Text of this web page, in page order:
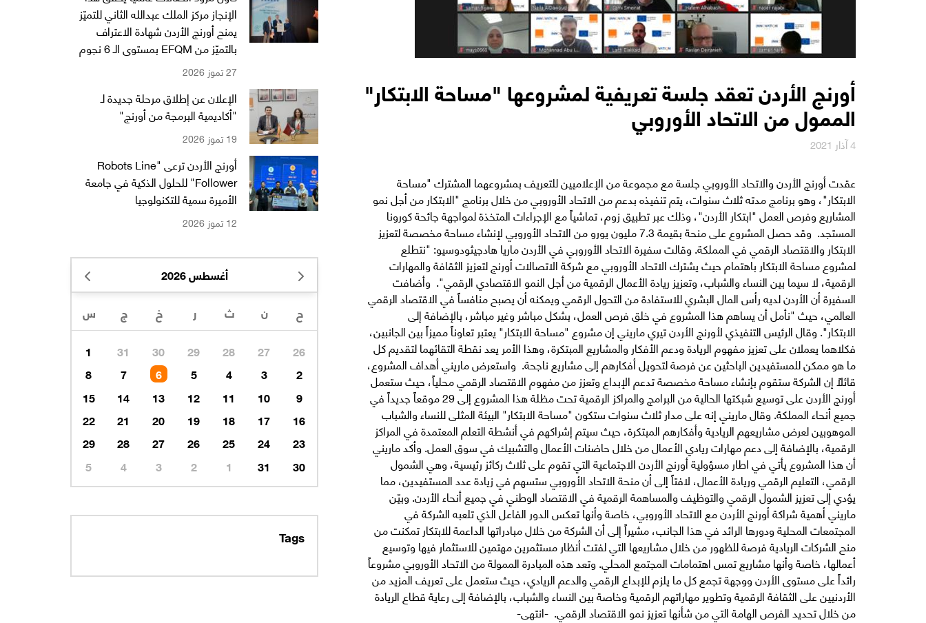
أورنج الأردن تعقد جلسة تعريفية لمشروعها "مساحة الابتكار"
الممول من الاتحاد الأوروبي
4 آذار 2021
عقدت أورنج الأردن والاتحاد الأوروبي جلسة مع مجموعة من الإعلاميين للتعريف بمشروعهما المشترك "مساحة
الابتكار"، وهو ﺑﺮﻧﺎﻣﺞ مدته ثلاث سنوات، يتم تنفيذه بدعم من اﻻﺗﺤﺎد اﻷوروﺑﻲ ﻣﻦ ﺧﻼل ﺑﺮﻧﺎﻣﺞ "الابتكار من أجل نمو
المشاريع وفرص العمل "ابتكار الأردن"، وذلك عبر تطبيق زوم، تماشياً مع الإجراءات المتخذة لمواجهة جائحة كورونا
المستجد. وقد حصل المشروع على منحة بقيمة 7.3 مليون يورو من الاتحاد الأوروبي لإنشاء مساحة مخصصة لتعزيز
الابتكار والاقتصاد الرقمي في المملكة. وقالت سفيرة الاتحاد الأوروبي في الأردن ماريا هادجيثودوسيو: "نتطلع
لمشروع مساحة الابتكار باهتمام حيث يشترك الاتحاد الأوروبي مع شركة الاتصالات أورنج لتعزيز الثقافة والمهارات
الرقمية، لا سيما بين النساء والشباب، وتعزيز ريادة الأعمال الرقمية من أجل النمو الاقتصادي الرقمي". وأضافت
السفيرة أن الأردن لديه رأس المال البشري للاستفادة من التحول الرقمي ويمكنه أن يصبح منافساً في الاقتصاد الرقمي
العالمي، حيث "نأمل أن يساهم هذا المشروع في خلق فرص العمل، بشكل مباشر وغير مباشر، بالإضافة إلى
الابتكار". وقال الرئيس التنفيذي لأورنج الأردن تيري ماريني إن مشروع "مساحة الابتكار" يعتبر تعاوناً مميزاً بين الجانبين،
فكلاهما يعملان على تعزيز مفهوم الريادة ودعم الأفكار والمشاريع المبتكرة، وهذا الأمر يعد نقطة التقائهما لتقديم كل
ما هو ممكن للمستفيدين الباحثين عن فرصة لتحويل أفكارهم إلى مشاريع ناجحة. واستعرض ماريني أهداف المشروع،
قائلاً إن الشركة ستقوم بإنشاء مساحة مخصصة تدعم الإبداع وتعزز من مفهوم الاقتصاد الرقمي محلياً، حيث ستعمل
أورنج الأردن على توسيع شبكتها الحالية من البرامج والمراكز الرقمية تحت مظلة هذا المشروع إلى 29 موقعاً جديداً في
جميع أنحاء المملكة. وقال ماريني إنه على مدار ثلاث سنوات ستكون "مساحة الابتكار" البيئة المثلى للنساء والشباب
الموهوبين لعرض مشاريعهم الريادية وأفكارهم المبتكرة، حيث سيتم إشراكهم في أنشطة التعلم المعتمدة في المراكز
الرقمية، بالإضافة إلى دعم مهارات ريادي الأعمال من خلال حاضنات الأعمال والتشبيك في سوق العمل. وأكد ماريني
أن هذا المشروع يأتي في اطار مسؤولية أورنج الأردن الاجتماعية التي تقوم على ثلاث ركائز رئيسية، وهي الشمول
الرقمي، التعليم الرقمي وريادة الأعمال، لافتاً إلى أن منحة الاتحاد الأوروبي ستسهم في زيادة عدد المستفيدين، مما
يؤدي إلى تعزيز الشمول الرقمي والتوظيف والمساهمة الرقمية في الاقتصاد الوطني في جميع أنحاء الأردن. وبيّن
ماريني أهمية شراكة أورنج الأردن مع الاتحاد الأوروبي، خاصة وأنها تعكس الدور الفاعل الذي تلعبه الشركة في
المجتمعات المحلية ودورها الرائد في هذا الجانب، مشيراً إلى أن الشركة من خلال مبادراتها الداعمة للابتكار تمكنت من
منح الشركات الريادية فرصة للظهور من خلال مشاريعها التي لفتت أنظار مستثمرين مهتمين للاستثمار فيها وتوسيع
أعمالها، خاصة وأنها مشاريع تمس اهتمامات المجتمع المحلي. وتعد هذه المبادرة الممولة من الاتحاد الأوروبي مشروعاً
رائداً على مستوى الأردن ووجهة تجمع كل ما يلزم للإبداع الرقمي والدعم الريادي، حيث ستعمل على تعريف المزيد من
الأردنيين على الثقافة الرقمية وتطوير مهاراتهم الرقمية وخاصة بين النساء والشباب، بالإضافة إلى رعاية قطاع الريادة
من خلال تحديد الفرص الهامة التي من شأنها تعزيز نمو الاقتصاد الرقمي. -انتهى-
الإنجاز مركز الملك عبدالله الثاني للتميّز
يمنح أورنج الأردن شهادة الاعتراف
بالتميّز من EFQM بمستوى الـ 6 نجوم
27 تموز 2026
الإعلان عن إطلاق مرحلة جديدة لـ
"أكاديمية البرمجة من أورنج"
19 تموز 2026
أورنج الأردن ترعى "Robots Line
Follower" للحلول الذكية في جامعة
الأميرة سمية للتكنولوجيا
12 تموز 2026
أغسطس 2026
1 31 30 29 28 27
26
8
7 6 5 4 3
2
15
14 13 12 11 10
9
22
21 20 19 18 17
16
29
28 27 26 25 24
23
5
4 3 2 1 31 30
Tags